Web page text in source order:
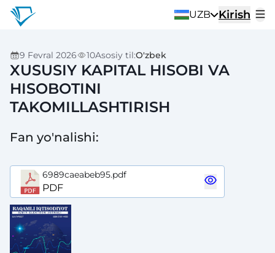
UZB Kirish
9 Fevral 2026 10Asosiy til:O'zbek
XUSUSIY KAPITAL HISOBI VA
HISOBOTINI
TAKOMILLASHTIRISH
Fan yo'nalishi:
6989caeabeb95.pdf
PDF